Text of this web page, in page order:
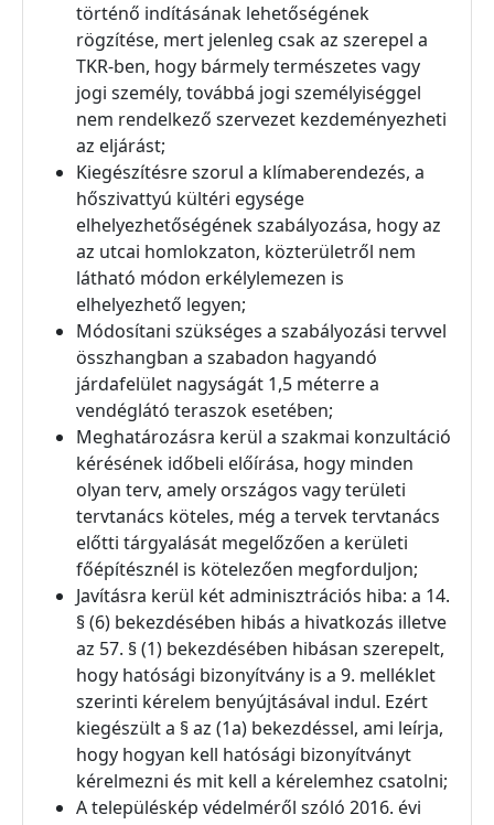
történő indításának lehetőségének
rögzítése, mert jelenleg csak az szerepel a
TKR-ben, hogy bármely természetes vagy
jogi személy, továbbá jogi személyiséggel
nem rendelkező szervezet kezdeményezheti
az eljárást;
Kiegészítésre szorul a klímaberendezés, a
hőszivattyú kültéri egysége
elhelyezhetőségének szabályozása, hogy az
az utcai homlokzaton, közterületről nem
látható módon erkélylemezen is
elhelyezhető legyen;
Módosítani szükséges a szabályozási tervvel
összhangban a szabadon hagyandó
járdafelület nagyságát 1,5 méterre a
vendéglátó teraszok esetében;
Meghatározásra kerül a szakmai konzultáció
kérésének időbeli előírása, hogy minden
olyan terv, amely országos vagy területi
tervtanács köteles, még a tervek tervtanács
előtti tárgyalását megelőzően a kerületi
főépítésznél is kötelezően megforduljon;
Javításra kerül két adminisztrációs hiba: a 14.
§ (6) bekezdésében hibás a hivatkozás illetve
az 57. § (1) bekezdésében hibásan szerepelt,
hogy hatósági bizonyítvány is a 9. melléklet
szerinti kérelem benyújtásával indul. Ezért
kiegészült a § az (1a) bekezdéssel, ami leírja,
hogy hogyan kell hatósági bizonyítványt
kérelmezni és mit kell a kérelemhez csatolni;
A településkép védelméről szóló 2016. évi